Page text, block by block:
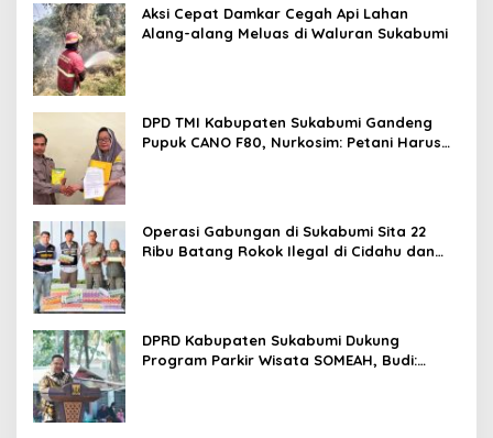
Aksi Cepat Damkar Cegah Api Lahan
Alang-alang Meluas di Waluran Sukabumi
DPD TMI Kabupaten Sukabumi Gandeng
Pupuk CANO F80, Nurkosim: Petani Harus
Operasi Gabungan di Sukabumi Sita 22
Ribu Batang Rokok Ilegal di Cidahu dan
DPRD Kabupaten Sukabumi Dukung
Program Parkir Wisata SOMEAH, Budi: